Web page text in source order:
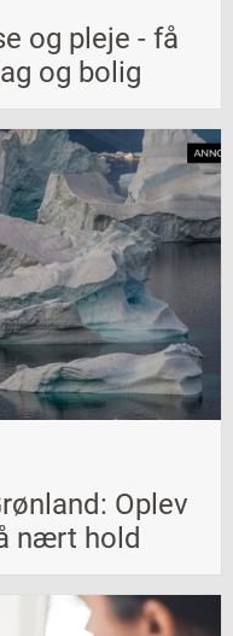
og pleje - få
og bolig
Oplev
nært hold